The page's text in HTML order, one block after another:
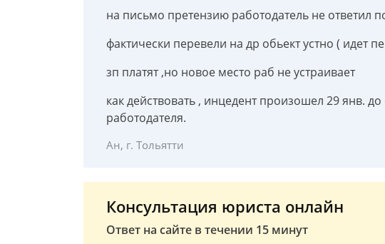
на письмо претензию работодатель не ответил
фактически перевели на др обьект устно ( идет
зп платят ,но новое место раб не устраивает
как действовать , инцедент произошел 29 янв.
работодателя.
Ан, г. Тольятти
Консультация юриста онлайн
Ответ на сайте в течении 15 минут